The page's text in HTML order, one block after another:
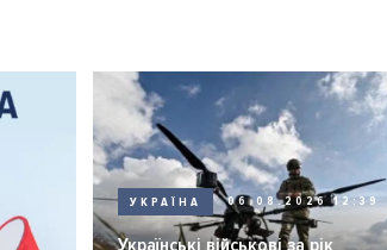
УКРАЇНА 06.08.2026 12:39
Українські військові за рік